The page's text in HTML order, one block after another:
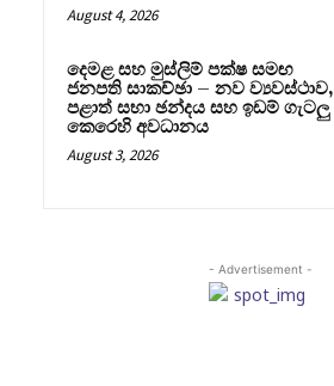
August 4, 2026
දෙමළ සහ මුස්ලිම් පක්ෂ සමඟ
ජනපති සාකච්ඡා – නව ව්‍යවස්ථාව,
පළාත් සභා ඡන්දය සහ ඉඩම් ගැටලු
කෙරෙහි අවධානය
August 3, 2026
- Advertisement -